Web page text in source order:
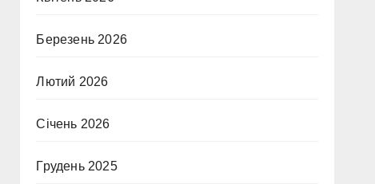
Березень 2026
Лютий 2026
Січень 2026
Грудень 2025